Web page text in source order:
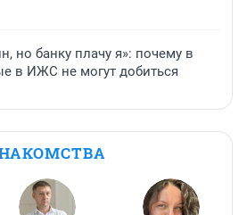
но банку плачу я»: почему в
в ИЖС не могут добиться